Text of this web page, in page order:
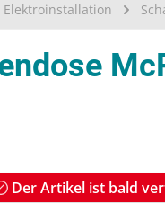
Elektroinstallation
Der Artikel ist bald